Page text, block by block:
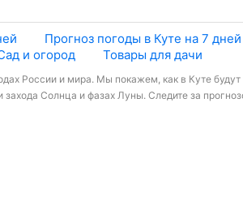
Прогноз погоды в Куте на 7 дней
и огород
Товары для дачи
России и мира. Мы покажем, как в Куте
Солнца и фазах Луны. Следите за